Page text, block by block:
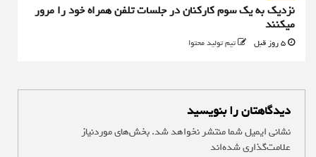
نزدیک به یک سوم کارکنان در جلسات تلفن همراه خود را مرور
میکنند
تیم تولید محتوا
دیدگاهتان را بنویسید
نشانی ایمیل شما منتشر نخواهد شد.بخش‌های موردنیاز
علامت‌گذاری شده‌اند